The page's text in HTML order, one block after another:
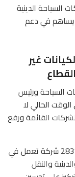
السياحة الدينية
يساهم في دعم
غير
السياحة ورئيس
الحالي لا
القائمة ورفع
وأوضح أن إجمالي عدد الشركات يقترب من 2837 شركة تعمل في
والنقل